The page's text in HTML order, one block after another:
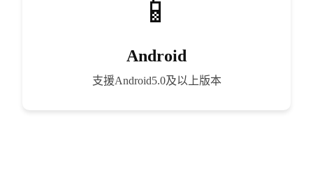
Android
支援Android5.0及以上版本